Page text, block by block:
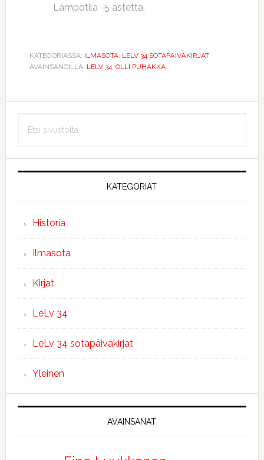
Lämpötila -5 astetta.
KATEGORIASSA: ILMASOTA, LELV 34 SOTAPÄIVÄKIRJAT
AVAINSANOILLA: LELV 34, OLLI PUHAKKA
Ensisijainen
sivupalkki
sivustolta
KATEGORIAT
Historia
Ilmasota
Kirjat
LeLv 34
LeLv 34 sotapäiväkirjat
Yleinen
AVAINSANAT